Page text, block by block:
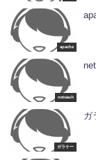
apache
netvault
ガラケー
ガ